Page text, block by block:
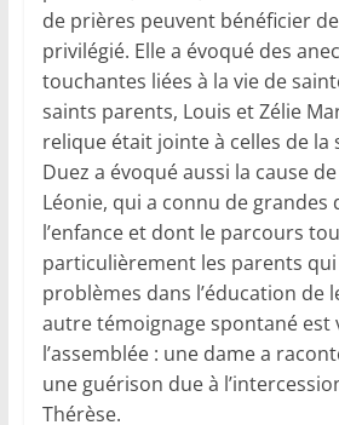
de prières peuvent bénéficier
privilégié. Elle a évoqué des
touchantes liées à la vie de
saints parents, Louis et Zélie
relique était jointe à celles de la
Duez a évoqué aussi la cause
Léonie, qui a connu de grandes
l’enfance et dont le parcours
particulièrement les parents
problèmes dans l’éducation de
autre témoignage spontané est
l’assemblée : une dame a
une guérison due à
Thérèse.